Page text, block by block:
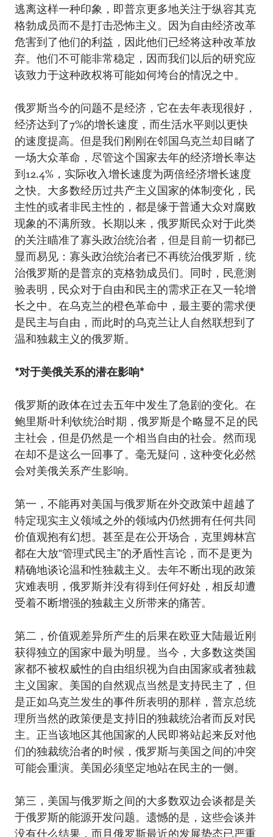
逃离这样一种印象，即普京更多地关注于纵容其克
格勃成员而不是打击恐怖主义。因为自由经济改革
危害到了他们的利益，因此他们已经将这种改革放
弃。他们不可能非常稳定，因而我们以后的研究应
该致力于这种政权将可能如何垮台的情况之中。
俄罗斯当今的问题不是经济，它在去年表现很好，
经济达到了7%的增长速度，而生活水平则以更快
的速度提高。但是我们刚刚在邻国乌克兰却目睹了
一场大众革命，尽管这个国家去年的经济增长率达
到12.4%，实际收入增长速度为两倍经济增长速度
之快。大多数经历过共产主义国家的体制变化，民
主性的或者非民主性的，都是缘于普通大众对腐败
现象的不满所致。长期以来，俄罗斯民众对于此类
的关注瞄准了寡头政治统治者，但是目前一切都已
显而易见：寡头政治统治者已不再统治俄罗斯，统
治俄罗斯的是普京的克格勃成员们。同时，民意测
验表明，民众对于自由和民主的需求正在又一轮增
长之中。在乌克兰的橙色革命中，最主要的需求便
是民主与自由，而此时的乌克兰让人自然联想到了
温和独裁主义的俄罗斯。
*对于美俄关系的潜在影响*
俄罗斯的政体在过去五年中发生了急剧的变化。在
鲍里斯•叶利钦统治时期，俄罗斯是个略显不足的民
主社会，但是仍然是一个相当自由的社会。然而现
在却不是这么一回事了。毫无疑问，这种变化必然
会对美俄关系产生影响。
第一，不能再对美国与俄罗斯在外交政策中超越了
特定现实主义领域之外的领域内仍然拥有任何共同
价值观抱有幻想。甚至是在公开场合，克里姆林宫
都在大放“管理式民主”的矛盾性言论，而不是更为
精确地谈论温和性独裁主义。去年不断出现的政策
灾难表明，俄罗斯并没有得到任何好处，相反却遭
受着不断增强的独裁主义所带来的痛苦。
第二，价值观差异所产生的后果在欧亚大陆最近刚
获得独立的国家中最为明显。当今，大多数这类国
家都不被权威性的自由组织视为自由国家或者独裁
主义国家。美国的自然观点当然是支持民主了，但
是正如乌克兰发生的事件所表明的那样，普京总统
理所当然的政策便是支持旧的独裁统治者而反对民
主。正当该地区其他国家的人民即将站起来反对他
们的独裁统治者的时候，俄罗斯与美国之间的冲突
可能会重演。美国必须坚定地站在民主的一侧。
第三，美国与俄罗斯之间的大多数双边会谈都是关
于俄罗斯的能源开发问题。遗憾的是，这些会谈并
没有什么结果，而且俄罗斯最近的发展势态已严重